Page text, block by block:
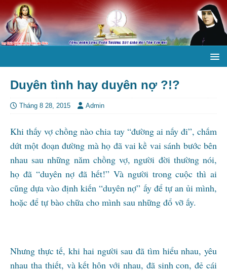
Duyên tình hay duyên nợ ?!?
Tháng 8 28, 2015 Admin
Khi thấy vợ chồng nào chia tay “đường ai nấy đi”, chấm
dứt một đoạn đường mà họ đã vai kề vai sánh bước bên
nhau sau những năm chồng vợ, người đời thường nói,
họ đã “duyên nợ đã hết!” Và người trong cuộc thì ai
cũng dựa vào định kiến “duyên nợ” ấy để tự an ủi mình,
hoặc để tự bào chữa cho mình sau những đổ vỡ ấy.
Nhưng thực tế, khi hai người sau đã tìm hiểu nhau, yêu
nhau tha thiết, và kết hôn với nhau, đã sinh con, đẻ cái